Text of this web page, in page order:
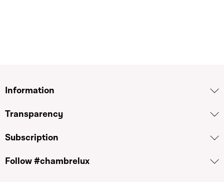
Information
Transparency
Subscription
Follow #chambrelux